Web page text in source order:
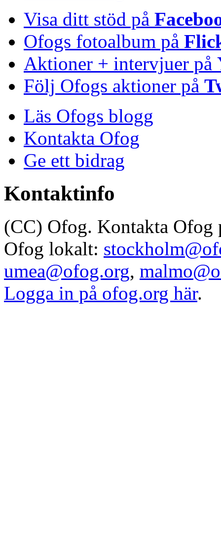
Visa ditt stöd på
Ofogs fotoalbum på
Aktioner + intervjuer på
Följ Ofogs aktioner på
Läs Ofogs blogg
Kontakta Ofog
Ge ett bidrag
Kontaktinfo
(CC) Ofog. Kontakta Ofog
Ofog lokalt:
umea@ofog.org,
Logga in på ofog.org här.